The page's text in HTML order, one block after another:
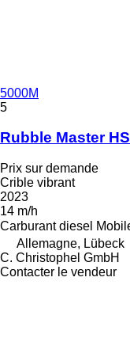
5000M
5
Rubble Master
Prix sur demande
Crible vibrant
2023
14 m/h
Carburant diesel
Allemagne, Lübeck
C. Christophel GmbH
Contacter le vendeur